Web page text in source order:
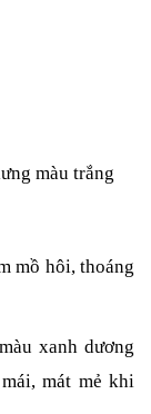
màu trắng
mồ hôi, thoáng
xanh dương
mát mẻ khi